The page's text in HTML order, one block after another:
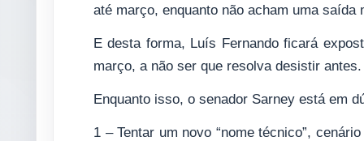
até março, enquanto não acham uma saída
E desta forma, Luís Fernando ficará
março, a não ser que resolva desistir antes.
Enquanto isso, o senador Sarney está em
1 – Tentar um novo “nome técnico”,